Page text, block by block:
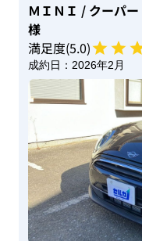
ＭＩＮＩ / クーパー
様
満足度(5.0)
成約日： 2026年2月